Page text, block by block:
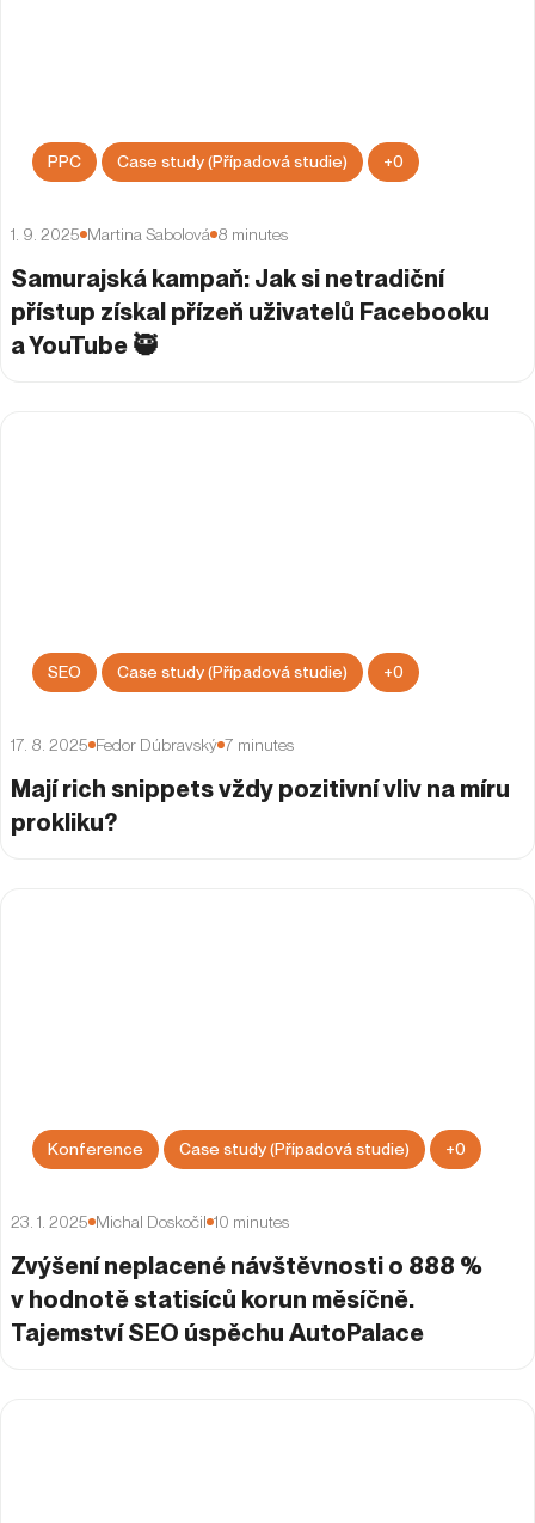
1. 9. 2025 Martina Sabolová 8 minutes
Samurajská kampaň: Jak si netradiční
přístup získal přízeň uživatelů Facebooku
a YouTube 🥷
PPC Case study (Případová studie) +0
17. 8. 2025 Fedor Dúbravský 7 minutes
Mají rich snippets vždy pozitivní vliv na míru
prokliku?
SEO Case study (Případová studie) +0
23. 1. 2025 Michal Doskočil 10 minutes
Zvýšení neplacené návštěvnosti o 888 %
v hodnotě statisíců korun měsíčně.
Tajemství SEO úspěchu AutoPalace
Konference Case study (Případová studie) +0